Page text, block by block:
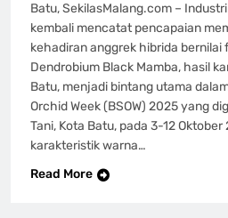
Batu, SekilasMalang.com –
kembali mencatat pencapaian
kehadiran anggrek hibrida bernilai
Dendrobium Black Mamba, hasil
Batu, menjadi bintang utama
Orchid Week (BSOW) 2025 yang
Tani, Kota Batu, pada 3-12
karakteristik warna…
Read More